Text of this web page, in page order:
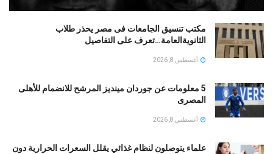
مكتب تنسيق الجامعات فى مصر يحذر طلاب
الثانويةالعامة…تعرف على التفاصيل
أغسطس 8, 2026
5 معلومات عن جوردان مينديز المرشح للانضمام للأهلى
المصرى
أغسطس 8, 2026
علماء يتوصلون لنظام غذائي يقلل السعرات الحرارية دون